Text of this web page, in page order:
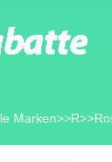
Marken>>R>>